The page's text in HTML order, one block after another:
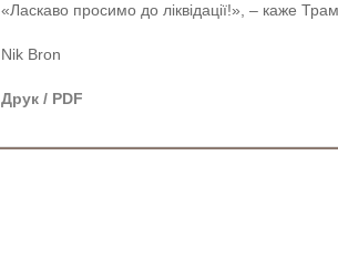
«Ласкаво просимо до ліквідації!», – каже
Nik Bron
Друк / PDF